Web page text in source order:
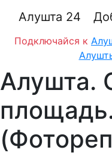
Алушта 24
Подключайся к
Алушта.